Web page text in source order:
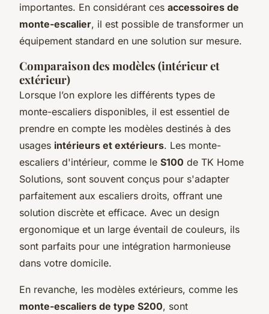
importantes. En considérant ces accessoires de
monte-escalier, il est possible de transformer un
équipement standard en une solution sur mesure.
Comparaison des modèles (intérieur et
extérieur)
Lorsque l’on explore les différents types de
monte-escaliers disponibles, il est essentiel de
prendre en compte les modèles destinés à des
usages intérieurs et extérieurs. Les monte-
escaliers d'intérieur, comme le S100 de TK Home
Solutions, sont souvent conçus pour s'adapter
parfaitement aux escaliers droits, offrant une
solution discrète et efficace. Avec un design
ergonomique et un large éventail de couleurs, ils
sont parfaits pour une intégration harmonieuse
dans votre domicile.
En revanche, les modèles extérieurs, comme les
monte-escaliers de type S200, sont